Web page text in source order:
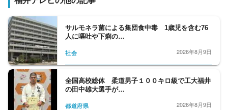
サルモネラ菌による集団食中毒 1歳児を含む76
人に嘔吐や下痢の…
社会 2026年8月9日
全国高校総体 柔道男子１００キロ級で工大福井
の田中雄大選手が…
都道府県 2026年8月9日